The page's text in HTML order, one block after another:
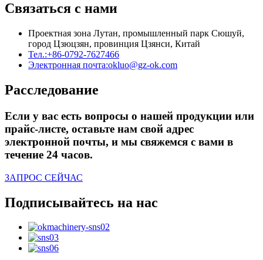
Связаться с нами
Проектная зона Лутан, промышленный парк Сюшуй,
город Цзюцзян, провинция Цзянси, Китай
Тел.:+86-0792-7627466
Электронная почта:okluo@gz-ok.com
Расследование
Если у вас есть вопросы о нашей продукции или
прайс-листе, оставьте нам свой адрес
электронной почты, и мы свяжемся с вами в
течение 24 часов.
ЗАПРОС СЕЙЧАС
Подписывайтесь на нас